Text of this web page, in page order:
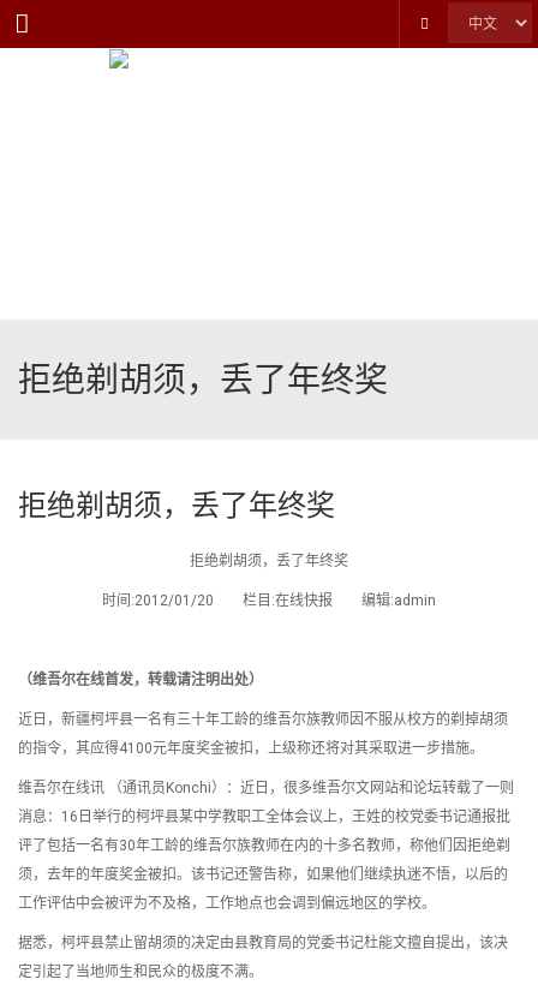
Menu
拒绝剃胡须，丢了年终奖
拒绝剃胡须，丢了年终奖
拒绝剃胡须，丢了年终奖
时间:2012/01/20 栏目:在线快报 编辑:admin
（维吾尔在线首发，转载请注明出处）
近日，新疆柯坪县一名有三十年工龄的维吾尔族教师因不服从校方的剃掉胡须
的指令，其应得4100元年度奖金被扣，上级称还将对其采取进一步措施。
维吾尔在线讯 （通讯员Konchi）：近日，很多维吾尔文网站和论坛转载了一则
消息：16日举行的柯坪县某中学教职工全体会议上，王姓的校党委书记通报批
评了包括一名有30年工龄的维吾尔族教师在内的十多名教师，称他们因拒绝剃
须，去年的年度奖金被扣。该书记还警告称，如果他们继续执迷不悟，以后的
工作评估中会被评为不及格，工作地点也会调到偏远地区的学校。
据悉，柯坪县禁止留胡须的决定由县教育局的党委书记杜能文擅自提出，该决
定引起了当地师生和民众的极度不满。